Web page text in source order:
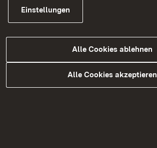
Bemerkungen
Einstellungen
Alle Cookies ablehnen
Alle Cookies akzeptieren